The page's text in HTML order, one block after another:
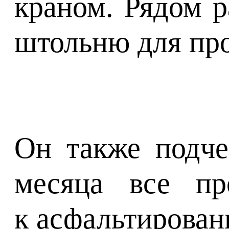
краном. Рядом
штольню для
Он также
месяца все
к